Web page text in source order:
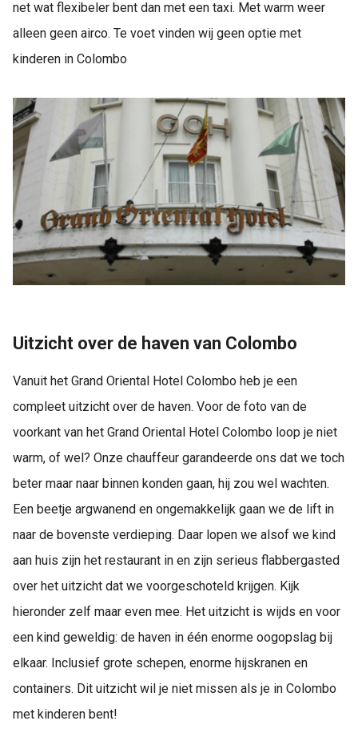
net wat flexibeler bent dan met een taxi. Met warm weer
alleen geen airco. Te voet vinden wij geen optie met
kinderen in Colombo
Uitzicht over de haven van Colombo
Vanuit het Grand Oriental Hotel Colombo heb je een
compleet uitzicht over de haven. Voor de foto van de
voorkant van het Grand Oriental Hotel Colombo loop je niet
warm, of wel? Onze chauffeur garandeerde ons dat we toch
beter maar naar binnen konden gaan, hij zou wel wachten.
Een beetje argwanend en ongemakkelijk gaan we de lift in
naar de bovenste verdieping. Daar lopen we alsof we kind
aan huis zijn het restaurant in en zijn serieus flabbergasted
over het uitzicht dat we voorgeschoteld krijgen. Kijk
hieronder zelf maar even mee. Het uitzicht is wijds en voor
een kind geweldig: de haven in één enorme oogopslag bij
elkaar. Inclusief grote schepen, enorme hijskranen en
containers. Dit uitzicht wil je niet missen als je in Colombo
met kinderen bent!